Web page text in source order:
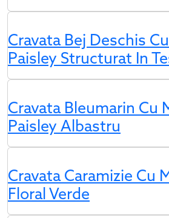
Cravata Bej Deschis
Paisley Structurat In
Cravata Bleumarin Cu
Paisley Albastru
Cravata Caramizie Cu
Floral Verde